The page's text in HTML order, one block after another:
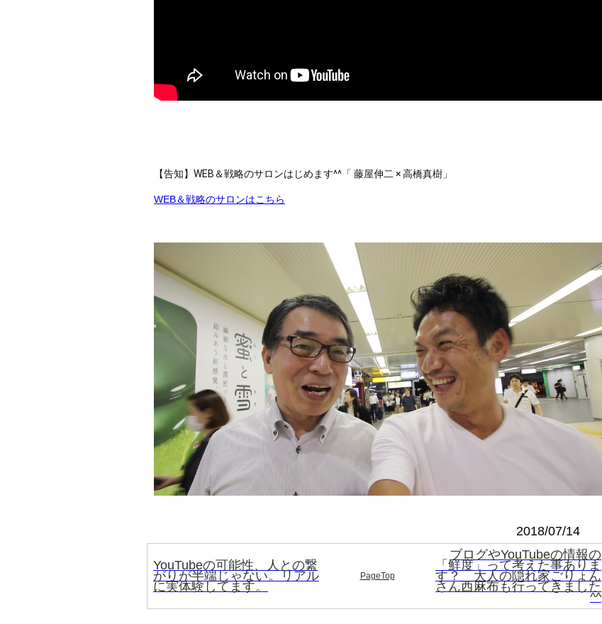
【告知】WEB＆戦略のサロンはじめます^^「 藤屋伸二 × 高橋真樹」
WEB＆戦略のサロンはこちら
2018/07/14
YouTubeの可能性、人との繋
がりが半端じゃない。リアル
に実体験してます。
PageTop
ブログやYouTubeの情報の
「鮮度」って考えた事ありま
す？ 大人の隠れ家ごりょん
さん西麻布も行ってきました
^^